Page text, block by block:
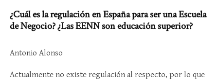
¿Cuál es la regulación en España para ser una Escuela
de Negocio? ¿Las EENN son educación superior?
Antonio Alonso
Actualmente no existe regulación al respecto, por lo que